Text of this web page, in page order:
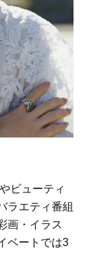
ビューティ
ラエティ番組
画・イラス
ベートでは3